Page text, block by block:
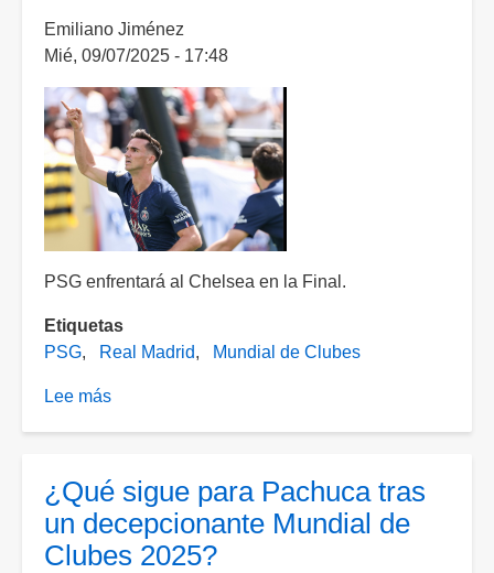
de
Clubes
ante
el
PSG
Emiliano Jiménez
Mié, 09/07/2025 - 17:48
PSG enfrentará al Chelsea en la Final.
Etiquetas
PSG
Real Madrid Mundial de Clubes
Lee más
Real
Madrid
y
¿Qué sigue para Pachuca tras
un decepcionante Mundial de
Clubes 2025?